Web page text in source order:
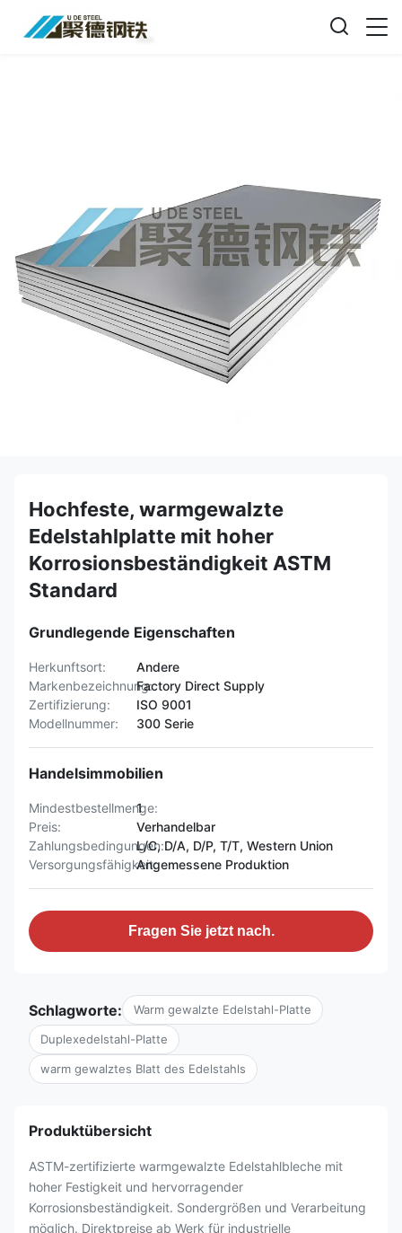
Hochfeste, warmgewalzte
Edelstahlplatte mit hoher
Korrosionsbeständigkeit ASTM
Standard
Grundlegende Eigenschaften
Herkunftsort:
Andere
Markenbezeichnung:Factory Direct Supply
Zertifizierung:
ISO 9001
Modellnummer:
300 Serie
Handelsimmobilien
Mindestbestellmenge:
1
Preis:
Verhandelbar
Zahlungsbedingungen:L/C, D/A, D/P, T/T, Western Union
Versorgungsfähigkeit:Angemessene Produktion
Fragen Sie jetzt nach.
Schlagworte: Warm gewalzte Edelstahl-Platte
Duplexedelstahl-Platte
warm gewalztes Blatt des Edelstahls
Produktübersicht
ASTM-zertifizierte warmgewalzte Edelstahlbleche mit
hoher Festigkeit und hervorragender
Korrosionsbeständigkeit. Sondergrößen und Verarbeitung
möglich. Direktpreise ab Werk für industrielle